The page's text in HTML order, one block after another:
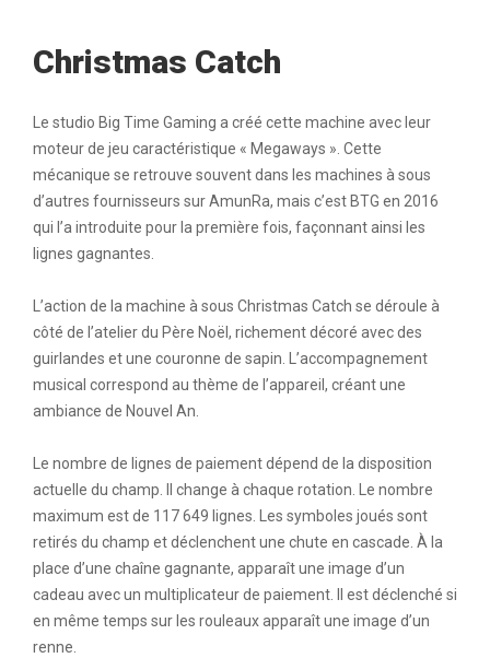
Christmas Catch
Le studio Big Time Gaming a créé cette machine avec leur
moteur de jeu caractéristique « Megaways ». Cette
mécanique se retrouve souvent dans les machines à sous
d’autres fournisseurs sur AmunRa, mais c’est BTG en 2016
qui l’a introduite pour la première fois, façonnant ainsi les
lignes gagnantes.
L’action de la machine à sous Christmas Catch se déroule à
côté de l’atelier du Père Noël, richement décoré avec des
guirlandes et une couronne de sapin. L’accompagnement
musical correspond au thème de l’appareil, créant une
ambiance de Nouvel An.
Le nombre de lignes de paiement dépend de la disposition
actuelle du champ. Il change à chaque rotation. Le nombre
maximum est de 117 649 lignes. Les symboles joués sont
retirés du champ et déclenchent une chute en cascade. À la
place d’une chaîne gagnante, apparaît une image d’un
cadeau avec un multiplicateur de paiement. Il est déclenché si
en même temps sur les rouleaux apparaît une image d’un
renne.